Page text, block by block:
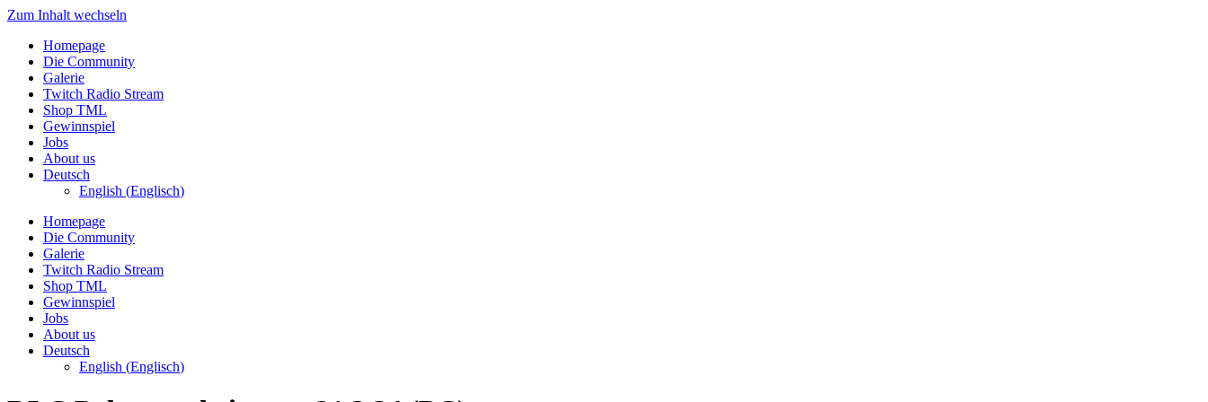
Zum Inhalt wechseln
Homepage
Die Community
Galerie
Twitch Radio Stream
Shop TML
Gewinnspiel
Jobs
About us
Deutsch
English (Englisch)
Homepage
Die Community
Galerie
Twitch Radio Stream
Shop TML
Gewinnspiel
Jobs
About us
Deutsch
English (Englisch)